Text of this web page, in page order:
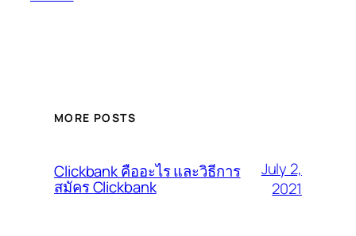
MORE POSTS
Clickbank คืออะไร และวิธีการ
สมัคร Clickbank
July 2,
2021